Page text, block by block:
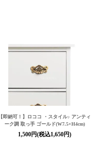
【即納可！】ロココ ・スタイル♪ アンティ
ーク調 取っ手 ゴールド(W7.5×H4cm)
1,500円(税込1,650円)